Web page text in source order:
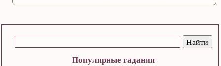
Популярные гадания